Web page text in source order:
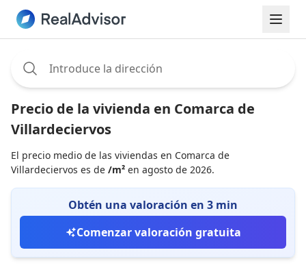
Precio de la vivienda en Comarca de
Villardeciervos
El precio medio de las viviendas en Comarca de
Villardeciervos es de /m² en agosto de 2026.
Obtén una valoración en 3 min
Comenzar valoración gratuita